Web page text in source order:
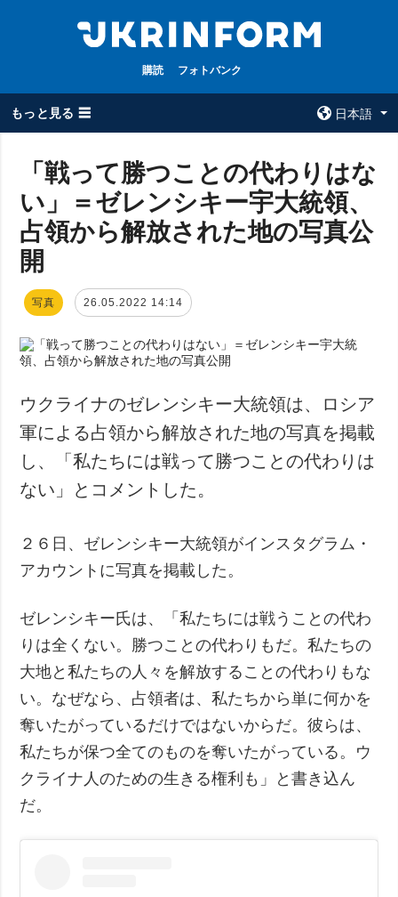
購読 フォトバンク
もっと見る ☰
日本語
全てのトピック
戦争
経済・復興
防衛
社会・文化
スポーツ
犯罪
事故・緊急事態
ウクルインフォ
ルム
ウクルインフォル
追加
インタビュー
写真
フォトバンク
「戦って勝つことの代わりはな
い」＝ゼレンシキー宇大統領、
占領から解放された地の写真公
開
写真 26.05.2022 14:14
ウクライナのゼレンシキー大統領は、ロシア
軍による占領から解放された地の写真を掲載
し、「私たちには戦って勝つことの代わりは
ない」とコメントした。
２６日、ゼレンシキー大統領がインスタグラム・
アカウントに写真を掲載した。
ゼレンシキー氏は、「私たちには戦うことの代わ
りは全くない。勝つことの代わりもだ。私たちの
大地と私たちの人々を解放することの代わりもな
い。なぜなら、占領者は、私たちから単に何かを
奪いたがっているだけではないからだ。彼らは、
私たちが保つ全てのものを奪いたがっている。ウ
クライナ人のための生きる権利も」と書き込ん
だ。